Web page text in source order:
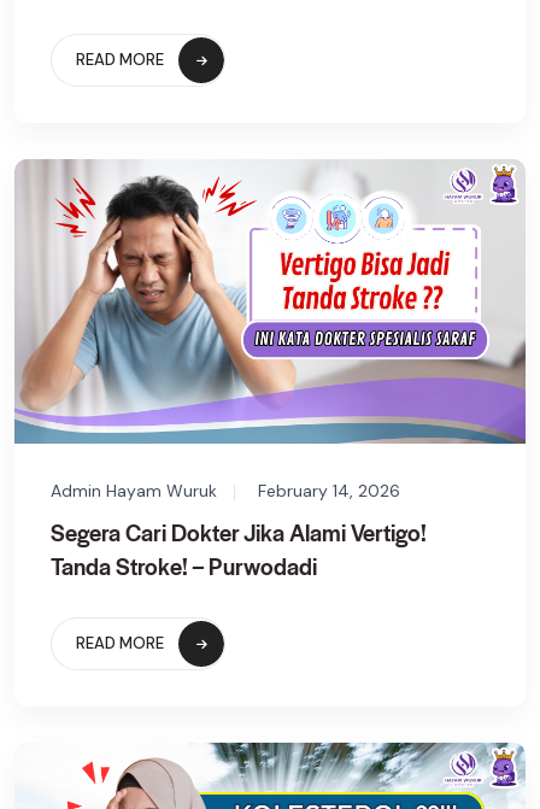
READ MORE
Admin Hayam Wuruk February 14, 2026
Segera Cari Dokter Jika Alami Vertigo!
Tanda Stroke! – Purwodadi
READ MORE